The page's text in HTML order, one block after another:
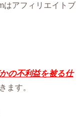
はアフィリエイトブ
の不利益を被る仕
ます。